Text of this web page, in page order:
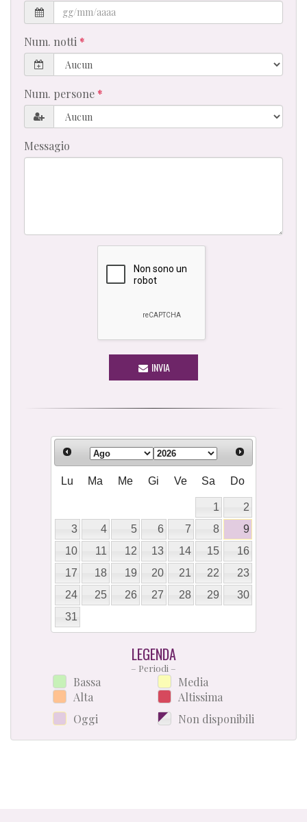
Num. notti
Num. persone
Messagio
INVIA
Lu Ma Me Gi Ve Sa Do
1
2
3
4 5 6 7 8
9
10
11 12 13 14 15
16
17
18 19 20 21 22
23
24
25 26 27 28 29
30
31
LEGENDA
– Periodi –
Bassa
Alta
Oggi
Media
Altissima
Non disponibili